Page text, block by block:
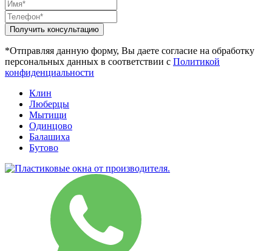
*Отправляя данную форму, Вы даете согласие на обработку
персональных данных в соответствии с Политикой
конфиденциальности
Клин
Люберцы
Мытищи
Одинцово
Балашиха
Бутово